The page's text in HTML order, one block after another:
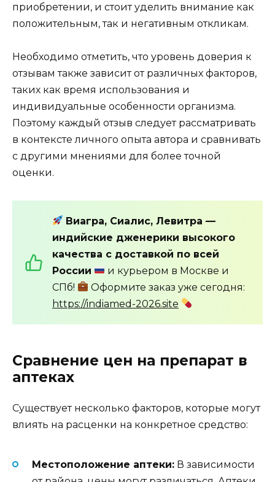
приобретении, и стоит уделить внимание как
положительным, так и негативным откликам.
Необходимо отметить, что уровень доверия к
отзывам также зависит от различных факторов,
таких как время использования и
индивидуальные особенности организма.
Поэтому каждый отзыв следует рассматривать
в контексте личного опыта автора и сравнивать
с другими мнениями для более точной
оценки.
Виагра, Сиалис, Левитра —
индийские дженерики высокого
качества с доставкой по всей
России
и курьером в Москве и
СПб!
Оформите заказ уже сегодня:
https://indiamed-2026.site
Сравнение цен на препарат в
аптеках
Существует несколько факторов, которые могут
влиять на расценки на конкретное средство:
Местоположение аптеки: В зависимости